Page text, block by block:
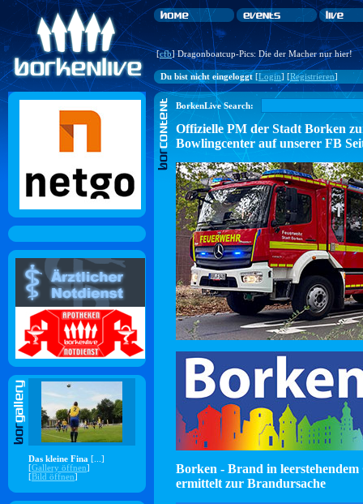
[cfb] Dragonboatcup-Pics: Die der Macher nur hier!
Du bist nicht eingeloggt[Login] [Registrieren]
Das kleine Fina [...]
[Gallery öffnen]
[Bild öffnen]
BorkenLive Search:
Offizielle PM der Stadt Borken
Bowlingcenter auf unserer FB
Borken - Brand in leerstehendem
ermittelt zur Brandursache